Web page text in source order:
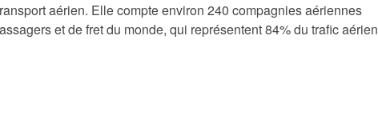
aérien. Elle compte environ 240 compagnies aériennes
et de fret du monde, qui représentent 84% du trafic aérien